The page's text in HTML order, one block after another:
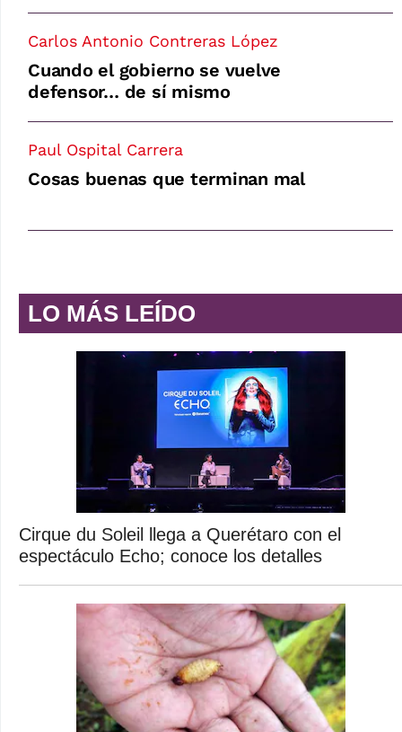
Carlos Antonio Contreras López
Cuando el gobierno se vuelve
defensor… de sí mismo
Paul Ospital Carrera
Cosas buenas que terminan mal
LO MÁS LEÍDO
Cirque du Soleil llega a Querétaro con el
espectáculo Echo; conoce los detalles